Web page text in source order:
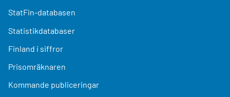
StatFin-databasen
Statistikdatabaser
Finland i siffror
Prisomräknaren
Kommande publiceringar